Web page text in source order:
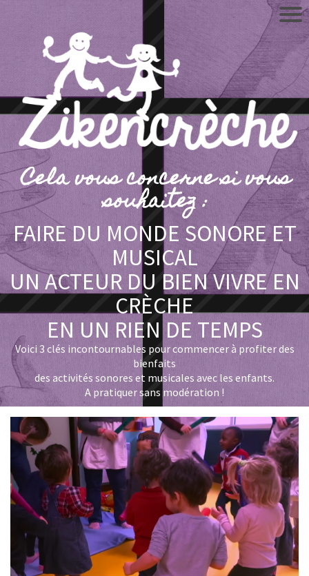
Cela vous concerne si vous
souhaitez :
FAIRE DU MONDE SONORE ET
MUSICAL
UN ACTEUR DU BIEN VIVRE EN
CRÈCHE
EN UN RIEN DE TEMPS
Voici 3 clés incontournables pour commencer à profiter des
bienfaits
des activités sonores et musicales avec les enfants.
A pratiquer sans modération !